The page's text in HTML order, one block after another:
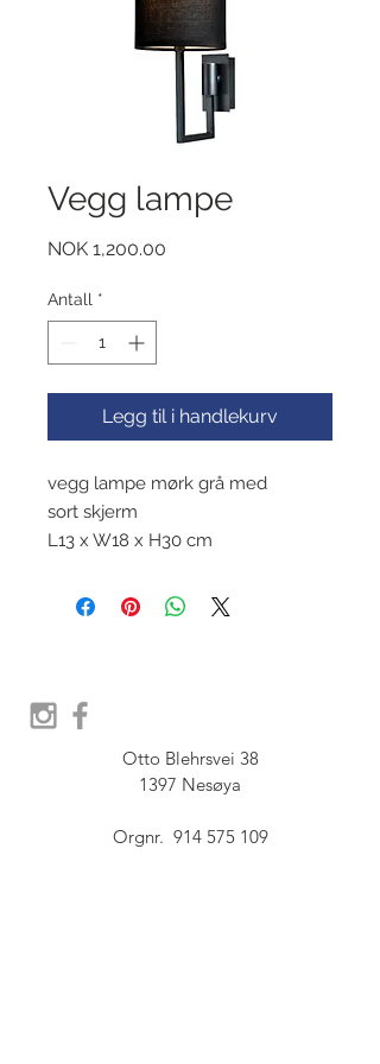
Vegg lampe
NOK 1,200.00
Antall *
Legg til i handlekurv
vegg lampe mørk grå med
sort skjerm
L13 x W18 x H30 cm
Otto Blehrsvei 38
1397 Nesøya
Orgnr.  914 575 109